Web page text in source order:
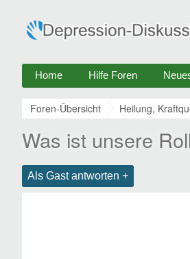
Home Hilfe Foren
Foren-Übersicht Heilung,
Was ist unsere
Als Gast antworten +